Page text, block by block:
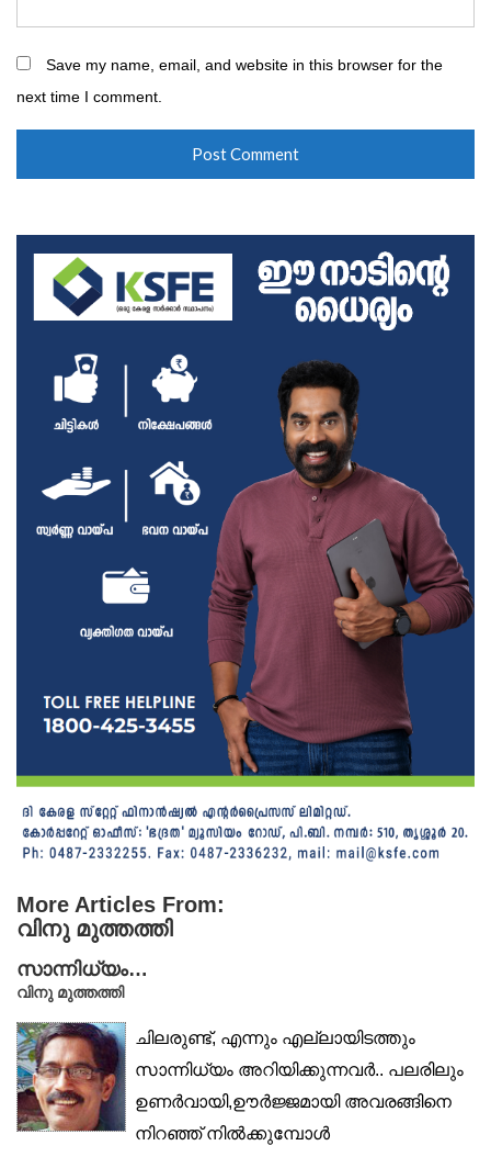
Save my name, email, and website in this browser for the
next time I comment.
More Articles From:
വിനു മുത്തത്തി
സാന്നിധ്യം…
വിനു മുത്തത്തി
ചിലരുണ്ട്, എന്നും എല്ലായിടത്തും
സാന്നിധ്യം അറിയിക്കുന്നവർ.. പലരിലും
ഉണർവായി,ഊർജ്ജമായി അവരങ്ങിനെ
നിറഞ്ഞ് നിൽക്കുമ്പോൾ